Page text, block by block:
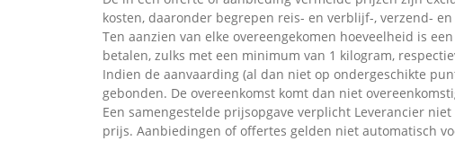
kosten, daaronder begrepen reis- en verblijf-, verzend-
Ten aanzien van elke overeengekomen hoeveelheid is
betalen, zulks met een minimum van 1 kilogram,
Indien de aanvaarding (al dan niet op ondergeschikte
gebonden. De overeenkomst komt dan niet
Een samengestelde prijsopgave verplicht Leverancier
prijs. Aanbiedingen of offertes gelden niet automatisch